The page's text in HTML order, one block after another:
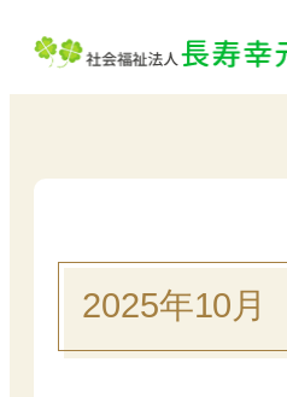
2025年10月